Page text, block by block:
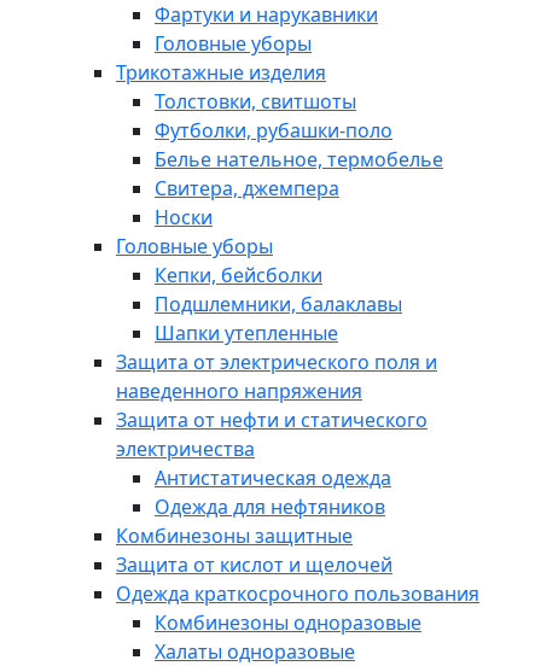
Фартуки и нарукавники
Головные уборы
Трикотажные изделия
Толстовки, свитшоты
Футболки, рубашки-поло
Белье нательное, термобелье
Свитера, джемпера
Носки
Головные уборы
Кепки, бейсболки
Подшлемники, балаклавы
Шапки утепленные
Защита от электрического поля и
наведенного напряжения
Защита от нефти и статического
электричества
Антистатическая одежда
Одежда для нефтяников
Комбинезоны защитные
Защита от кислот и щелочей
Одежда краткосрочного пользования
Комбинезоны одноразовые
Халаты одноразовые